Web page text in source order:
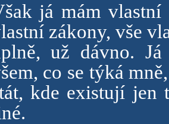
já mám
zákony, vše
už dávno.
co se týká
kde existují jen